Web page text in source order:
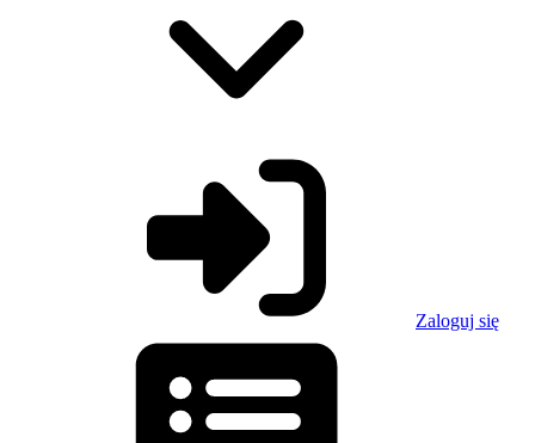
Zaloguj się